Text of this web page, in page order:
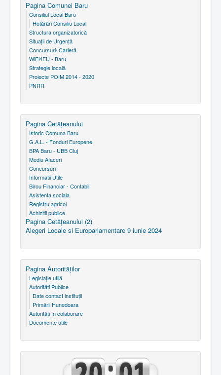
Pagina Comunei Baru
Consiliul Local Baru
Hotărâri Consiliu Local
Structura organizatorică
Situaţii de Urgenţă
Concursuri/ Carieră
WiFi4EU - Baru
Strategie locală
Proiecte POIM 2014 - 2020
PNRR
Pagina Cetăţeanului
Istoric Comuna Baru
G.A.L. - Fonduri Europene
BPA Baru - UBB Cluj
Mediu Afaceri
Concursuri
Informatii Utile
Birou Financiar - Contabil
Asistenta sociala
Registru agricol
Achizitii publice
Pagina Cetăţeanului (2)
Alegeri Locale si Europarlamentare 9 iunie 2024
Pagina Autorităţilor
Legislaţie utilă
Autorităţi Publice
Date contact instituţii
Primării Hunedoara
Autorităţi în colaborare
Documente utile